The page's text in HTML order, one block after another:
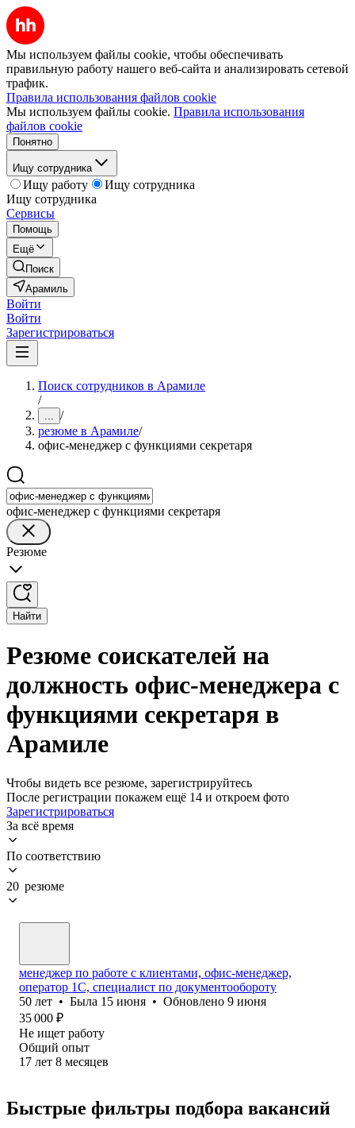
Мы используем файлы cookie, чтобы обеспечивать
правильную работу нашего веб-сайта и анализировать сетевой
трафик.
Правила использования файлов cookie
Мы используем файлы cookie. Правила использования
файлов cookie
Понятно
Ищу сотрудника
Ищу работу
Ищу сотрудника
Ищу сотрудника
Сервисы
Помощь
Ещё
Поиск
Арамиль
Войти
Войти
Зарегистрироваться
Поиск сотрудников в Арамиле
/
... /
резюме в Арамиле/
офис-менеджер с функциями секретаря
офис-менеджер с функциями секретаря
Резюме
Найти
Резюме соискателей на
должность офис-менеджера с
функциями секретаря в
Арамиле
Чтобы видеть все резюме, зарегистрируйтесь
После регистрации покажем ещё 14 и откроем фото
Зарегистрироваться
За всё время
По соответствию
20 резюме
менеджер по работе с клиентами, офис-менеджер,
оператор 1С, специалист по документообороту
50 лет • Была 15 июня • Обновлено 9 июня
35 000 ₽
Не ищет работу
Общий опыт
17 лет 8 месяцев
Быстрые фильтры подбора вакансий